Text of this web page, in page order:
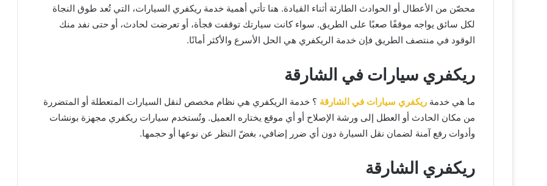
محصّن من الأعطال أو الحوادث الطارئة أثناء القيادة. هنا تأتي أهمية خدمة ريكفري السيارات، التي تُعد طوق النجاة
لكل سائق يواجه موقفًا صعبًا على الطريق. سواء كانت سيارتك توقفت فجأة، أو تعرضت لحادث، أو حتى نفد منك
الوقود في منتصف الطريق فإن خدمة الريكفري هي الحل الأسرع والأكثر أمانًا.
ريكفري سيارات في الشارقة
ما هي خدمة ريكفري سيارات في الشارقة ؟ خدمة الريكفري هي نظام مخصص لنقل السيارات المتعطلة أو المتضررة
من مكان الحادث أو العطل إلى ورشة الإصلاح أو أي موقع يختاره العميل. وتُستخدم سيارات ريكفري مجهزة بونشات
وأدوات رفع آمنة لضمان نقل السيارة دون أي ضرر إضافي، بغضّ النظر عن نوعها أو حجمها.
ريكفري الشارقة